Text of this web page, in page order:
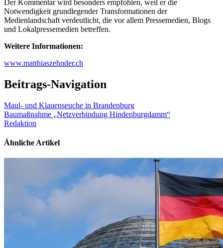
Der Kommentar wird besonders empfohlen, weil er die
Notwendigkeit grundlegender Transformationen der
Medienlandschaft verdeutlicht, die vor allem Pressemedien, Blogs
und Lokalpressemedien betreffen.
Weitere Informationen:
www.matthiaszehnder.ch
Beitrags-Navigation
Maul- und Klauenseuche in Brandenburg
Baumaßnahme „Netzverbindung Hindenburgdamm“
Redaktion
Ähnliche Artikel